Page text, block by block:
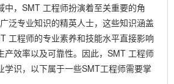
中，SMT 工程师扮演着至关重要的角
泛专业知识的精英人士，这些知识涵盖
工程师的专业素养和技能水平直接影响
产效率以及可靠性。因此，SMT 工程师
学识，以下属于一些SMT工程师需要掌